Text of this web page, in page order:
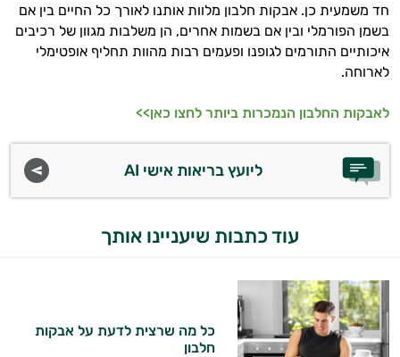
חד משמעית כן. אבקות חלבון מלוות אותנו לאורך כל החיים בין אם
בשמן הפורמלי ובין אם בשמות אחרים, הן משלבות מגוון של רכיבים
איכותיים התורמים לגופנו ופעמים רבות מהוות תחליף אופטימלי
לארוחה.
לאבקות החלבון הנמכרות ביותר לחצו כאן>>
ליועץ בריאות אישי AI
עוד כתבות שיעניינו אותך
כל מה שרצית לדעת על אבקות
חלבון